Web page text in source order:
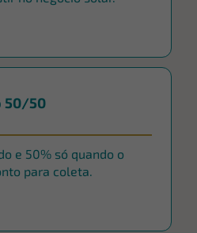
50/50
e 50% só quando o
para coleta.